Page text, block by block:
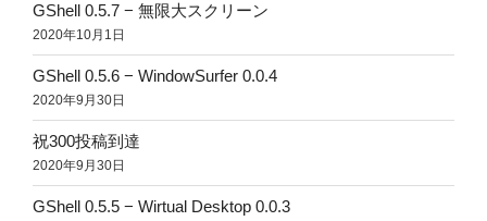
GShell 0.5.7 − 無限大スクリーン
2020年10月1日
GShell 0.5.6 − WindowSurfer 0.0.4
2020年9月30日
祝300投稿到達
2020年9月30日
GShell 0.5.5 − Wirtual Desktop 0.0.3